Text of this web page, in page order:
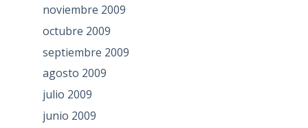
noviembre 2009
octubre 2009
septiembre 2009
agosto 2009
julio 2009
junio 2009